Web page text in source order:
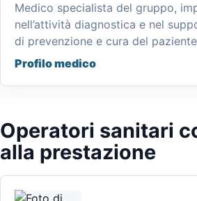
Medico specialista del gruppo,
nell’attività diagnostica e nel
di prevenzione e cura del
Profilo medico
Operatori sanitari
alla prestazione